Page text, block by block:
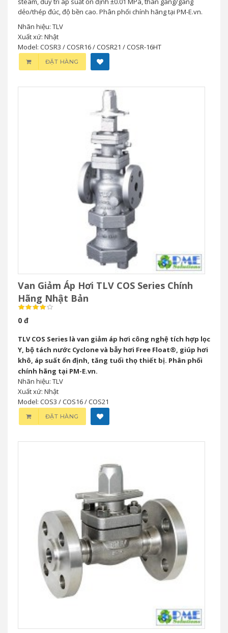
dẻo/thép đúc, độ bền cao. Phân phối chính hãng tại PM-E.vn.
Nhãn hiệu: TLV
Xuất xứ: Nhật
Model: COSR3 / COSR16 / COSR21 / COSR-16HT
ĐẶT HÀNG
Van Giảm Áp Hơi TLV COS Series Chính
Hãng Nhật Bản
0 đ
TLV COS Series là van giảm áp hơi công nghệ tích hợp lọc
Y, bộ tách nước Cyclone và bẫy hơi Free Float®, giúp hơi
khô, áp suất ổn định, tăng tuổi thọ thiết bị. Phân phối
chính hãng tại PM-E.vn.
Nhãn hiệu: TLV
Xuất xứ: Nhật
Model: COS3 / COS16 / COS21
ĐẶT HÀNG